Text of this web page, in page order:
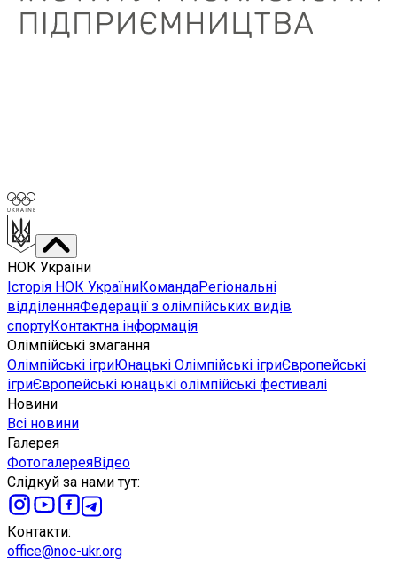
НОК України
Історія НОК УкраїниКомандаРегіональні
відділенняФедерації з олімпійських видів
спортуКонтактна інформація
Олімпійські змагання
Олімпійські ігриЮнацькі Олімпійські ігриЄвропейські
ігриЄвропейські юнацькі олімпійські фестивалі
Новини
Всі новини
Галерея
ФотогалереяВідео
Слідкуй за нами тут:
Контакти:
office@noc-ukr.org